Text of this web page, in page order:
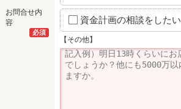
お問合せ内
容
必須
資金計画の相談をしたい
【その他】